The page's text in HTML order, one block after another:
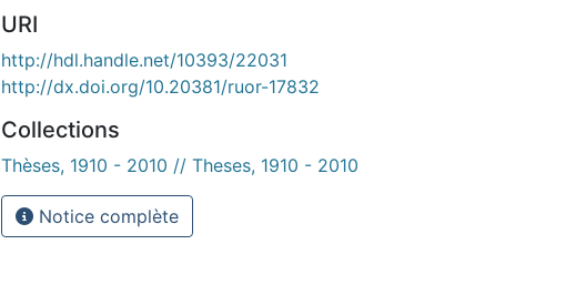
URI
http://hdl.handle.net/10393/22031
http://dx.doi.org/10.20381/ruor-17832
Collections
Thèses, 1910 - 2010 // Theses, 1910 - 2010
Notice complète